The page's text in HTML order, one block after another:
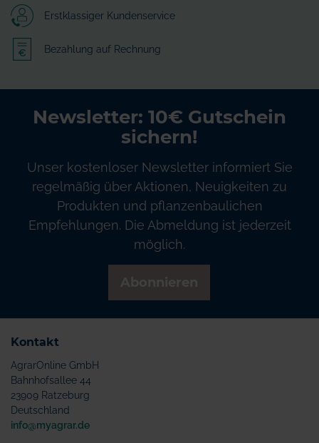
Erstklassiger Kundenservice
Bezahlung auf Rechnung
Newsletter: 10€ Gutschein
sichern!
Unser kostenloser Newsletter informiert Sie
regelmäßig über Aktionen, Neuigkeiten zu
Produkten und pflanzenbaulichen
Empfehlungen. Die Abmeldung ist jederzeit
möglich.
Kontakt
AgrarOnline GmbH
Bahnhofsallee 44
23909 Ratzeburg
Deutschland
info@myagrar.de